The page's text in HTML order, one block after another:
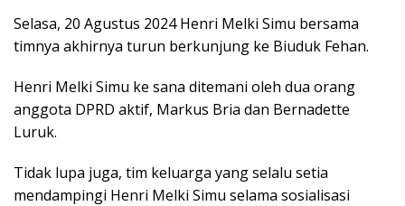
Selasa, 20 Agustus 2024 Henri Melki Simu bersama
timnya akhirnya turun berkunjung ke Biuduk Fehan.
Henri Melki Simu ke sana ditemani oleh dua orang
anggota DPRD aktif, Markus Bria dan Bernadette
Luruk.
Tidak lupa juga, tim keluarga yang selalu setia
mendampingi Henri Melki Simu selama sosialisasi